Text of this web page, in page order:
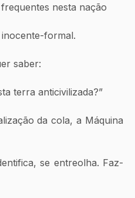
nesta nação
formal.
saber:
terra anticivilizada?”
da cola, a Máquina
se entreolha. Faz-